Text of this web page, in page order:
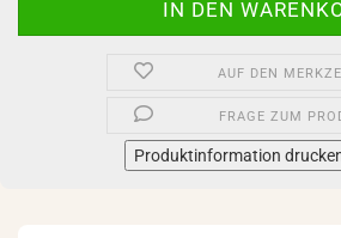
AUF DEN
FRAGE ZUM
Produktinformation